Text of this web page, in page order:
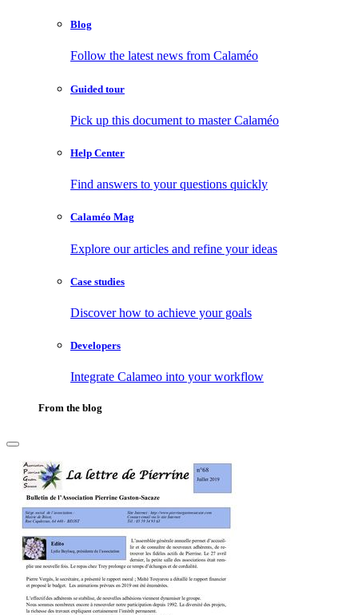
Blog
Follow the latest news from Calaméo
Guided tour
Pick up this document to master Calaméo
Help Center
Find answers to your questions quickly
Calaméo Mag
Explore our articles and refine your ideas
Case studies
Discover how to achieve your goals
Developers
Integrate Calameo into your workflow
From the blog